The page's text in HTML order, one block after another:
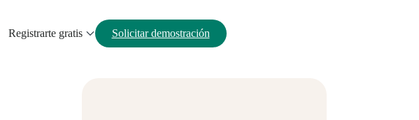
Registrarte gratis Solicitar demostración